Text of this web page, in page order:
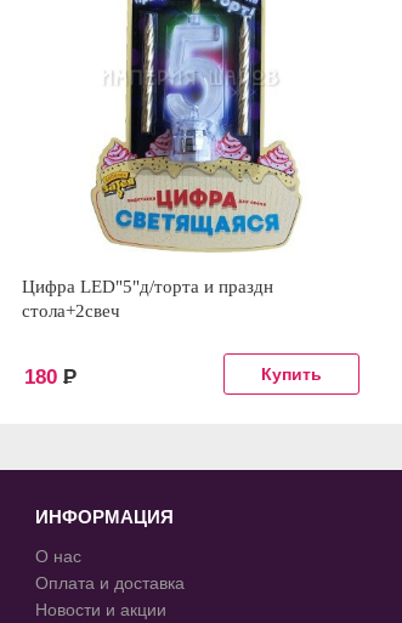
Цифра LED"5"д/торта и праздн
стола+2свеч
180 Р
ИНФОРМАЦИЯ
О нас
Оплата и доставка
Новости и акции